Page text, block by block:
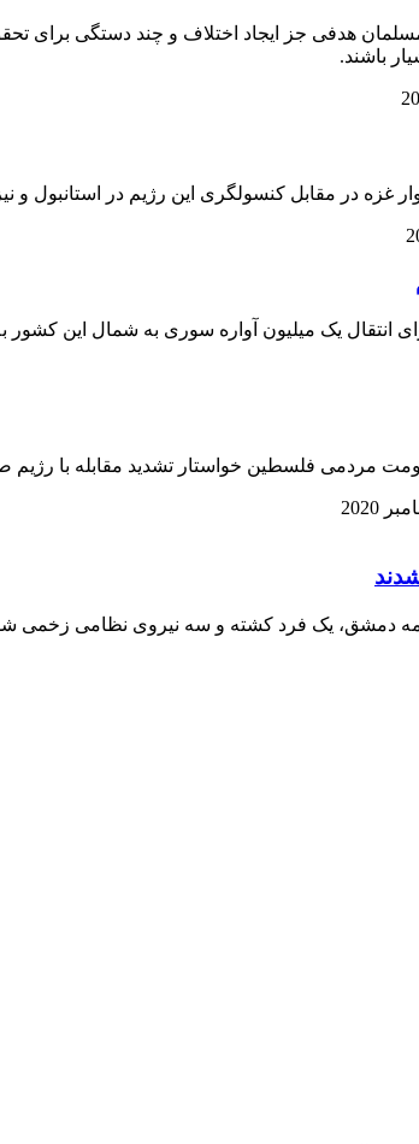
هدفی جز ایجاد اختلاف و چند دستگی برای
باشند.
در مقابل کنسولگری این رژیم در استانبول و نیز
انتقال یک میلیون آواره سوری به شمال این
فلسطین خواستار تشدید مقابله با رژیم
دمشق، یک فرد کشته و سه نیروی نظامی زخمی